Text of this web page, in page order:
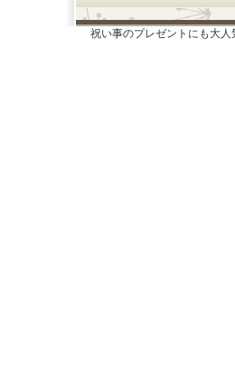
祝い事のプレゼントにも大